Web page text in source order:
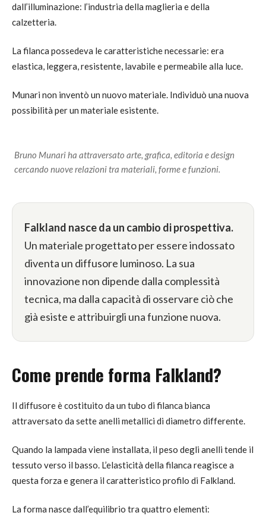
dall’illuminazione: l’industria della maglieria e della
calzetteria.
La filanca possedeva le caratteristiche necessarie: era
elastica, leggera, resistente, lavabile e permeabile alla luce.
Munari non inventò un nuovo materiale. Individuò una nuova
possibilità per un materiale esistente.
Bruno Munari ha attraversato arte, grafica, editoria e design
cercando nuove relazioni tra materiali, forme e funzioni.
Falkland nasce da un cambio di prospettiva.
Un materiale progettato per essere indossato
diventa un diffusore luminoso. La sua
innovazione non dipende dalla complessità
tecnica, ma dalla capacità di osservare ciò che
già esiste e attribuirgli una funzione nuova.
Come prende forma Falkland?
Il diffusore è costituito da un tubo di filanca bianca
attraversato da sette anelli metallici di diametro differente.
Quando la lampada viene installata, il peso degli anelli tende il
tessuto verso il basso. L’elasticità della filanca reagisce a
questa forza e genera il caratteristico profilo di Falkland.
La forma nasce dall’equilibrio tra quattro elementi: